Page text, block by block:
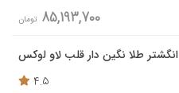
85,193,700 تومان
انگشتر طلا نگین دار قلب لاو لوکس
4.5